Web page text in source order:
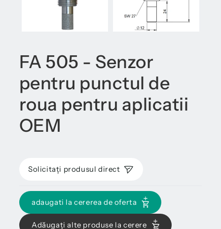
FA 505 - Senzor
pentru punctul de
roua pentru aplicatii
OEM
Solicitați produsul direct
adaugati la cererea de oferta
Adăugați alte produse la cerere